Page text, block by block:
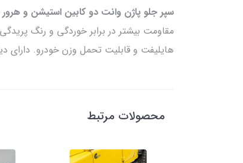
سپر جلو پاژن وانت دو کابین استیشن و هرور
مقاومت بیشتر در برابر خوردگی و رنگ
هایلیفت و قابلیت تحمل وزن خودرو.
محصولات مرتبط